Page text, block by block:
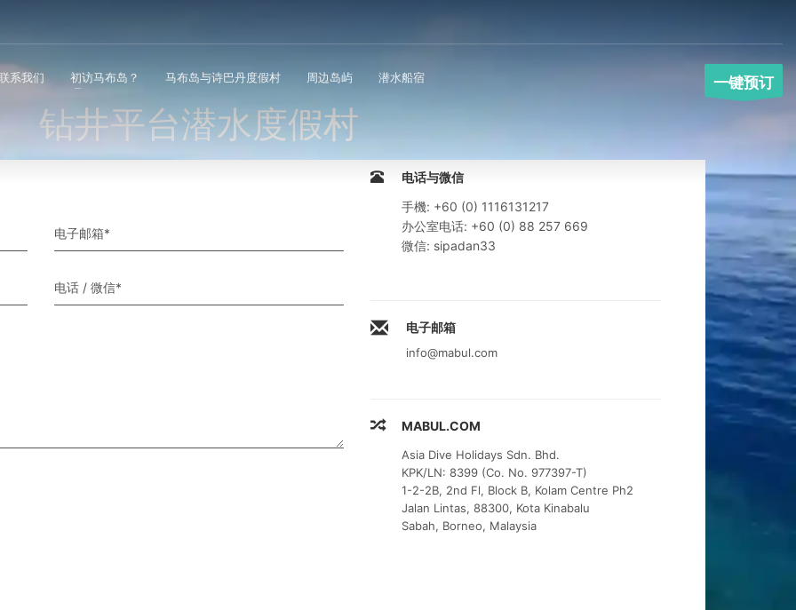
系我们 初访马布岛？ 马布岛与诗巴丹度假村 周边岛屿 潜水船宿 一键预订
钻井平台潜水度假村
电子邮箱*
电话 / 微信*
电话与微信
手機: +60 (0) 1116131217
办公室电话: +60 (0) 88 257 669
微信: sipadan33
电子邮箱
info@mabul.com
MABUL.COM
Asia Dive Holidays Sdn. Bhd.
KPK/LN: 8399 (Co. No. 977397-T)
1-2-2B, 2nd Fl, Block B, Kolam Centre Ph2
Jalan Lintas, 88300, Kota Kinabalu
Sabah, Borneo, Malaysia